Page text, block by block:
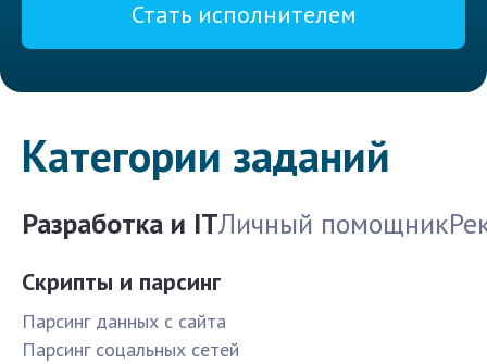
Стать исполнителем
Категории заданий
Разработка и ITЛичный помощник
Скрипты и парсинг
Парсинг данных с сайта
Парсинг соцальных сетей